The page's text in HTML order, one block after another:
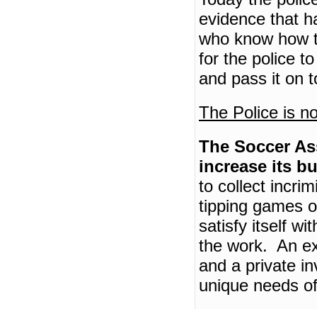
evidence that
who know how
for the police
and pass it on
The Police is
The Soccer
increase its
to collect
tipping games
satisfy itself
the work. An
and a private
unique needs